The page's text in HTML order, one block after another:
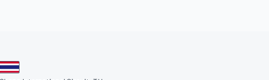
da